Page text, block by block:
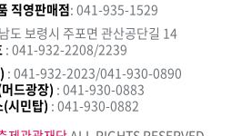
직영판매점: 041-935-1529
도 보령시 주포면 관산공단길 14
: 041-932-2208/2239
: 041-932-2023/041-930-0890
드광장) : 041-930-0883
(시민탑) : 041-930-0882